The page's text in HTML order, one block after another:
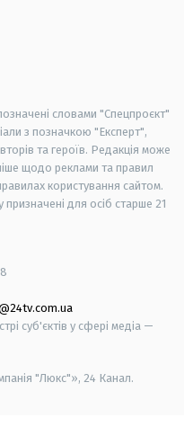
словами "Спецпроєкт"
з позначкою "Експерт",
та героїв. Редакція може
щодо реклами та правил
користування сайтом.
призначені для осіб старше 21
суб'єктів у сфері медіа —
"Люкс"», 24 Канал.